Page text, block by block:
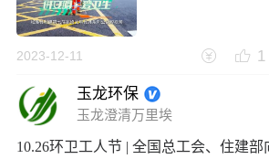
2023-12-11 1
玉龙环保
玉龙澄清万里埃
10.26环卫工人节 | 全国总工会、住建